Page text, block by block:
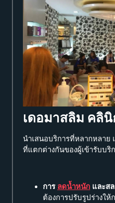
เดอมาสลิม คลิ
นำเสนอบริการที่หลากหลาย
ที่แตกต่างกันของผู้เข้ารับบริ
การ ลดน้ำหนัก และส
ต้องการปรับรูปร่างใ